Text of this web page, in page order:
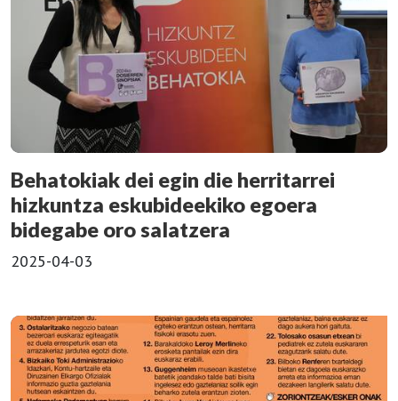
Behatokiak dei egin die herritarrei
hizkuntza eskubideekiko egoera
bidegabe oro salatzera
2025-04-03